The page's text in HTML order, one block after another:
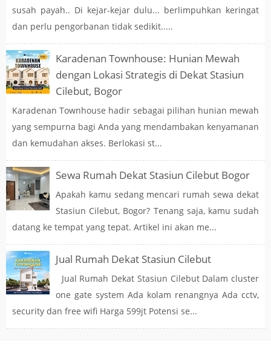
susah payah.. Di kejar-kejar dulu... berlimpuhkan keringat
dan perlu pengorbanan tidak sedikit.....
Karadenan Townhouse: Hunian Mewah
dengan Lokasi Strategis di Dekat Stasiun
Cilebut, Bogor
Karadenan Townhouse hadir sebagai pilihan hunian mewah
yang sempurna bagi Anda yang mendambakan kenyamanan
dan kemudahan akses. Berlokasi st...
Sewa Rumah Dekat Stasiun Cilebut Bogor
Apakah kamu sedang mencari rumah sewa dekat
Stasiun Cilebut, Bogor? Tenang saja, kamu sudah
datang ke tempat yang tepat. Artikel ini akan me...
Jual Rumah Dekat Stasiun Cilebut
Jual Rumah Dekat Stasiun Cilebut Dalam cluster
one gate system Ada kolam renangnya Ada cctv,
security dan free wifi Harga 599jt Potensi se...